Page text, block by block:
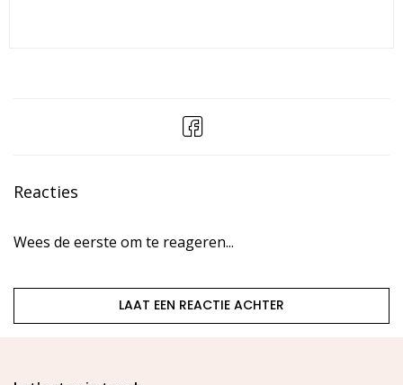
Reacties
Wees de eerste om te reageren...
LAAT EEN REACTIE ACHTER